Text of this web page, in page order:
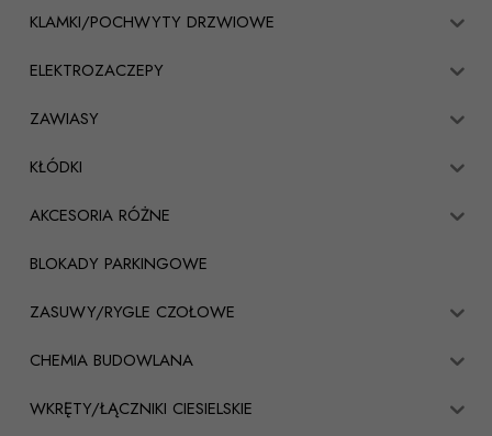
KLAMKI/POCHWYTY DRZWIOWE
ELEKTROZACZEPY
ZAWIASY
KŁÓDKI
AKCESORIA RÓŻNE
BLOKADY PARKINGOWE
ZASUWY/RYGLE CZOŁOWE
CHEMIA BUDOWLANA
WKRĘTY/ŁĄCZNIKI CIESIELSKIE